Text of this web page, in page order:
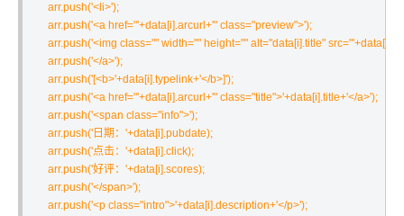
      arr.push('<li>');
      arr.push('<a href="'+data[i].arcurl+'" class="preview">');
arr.push('<img class="" width="" height="" alt="data[i].title"
      arr.push('</a>');
      arr.push('[<b>'+data[i].typelink+'</b>]');
      arr.push('<a href="'+data[i].arcurl+'" class="title">'+data[i].title+'</a>');
      arr.push('<span class="info">');
      arr.push('日期：'+data[i].pubdate);
      arr.push('点击：'+data[i].click);
      arr.push('好评：'+data[i].scores);
      arr.push('</span>');
      arr.push('<p class="intro">'+data[i].description+'</p>');